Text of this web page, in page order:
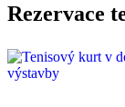
Rezervace